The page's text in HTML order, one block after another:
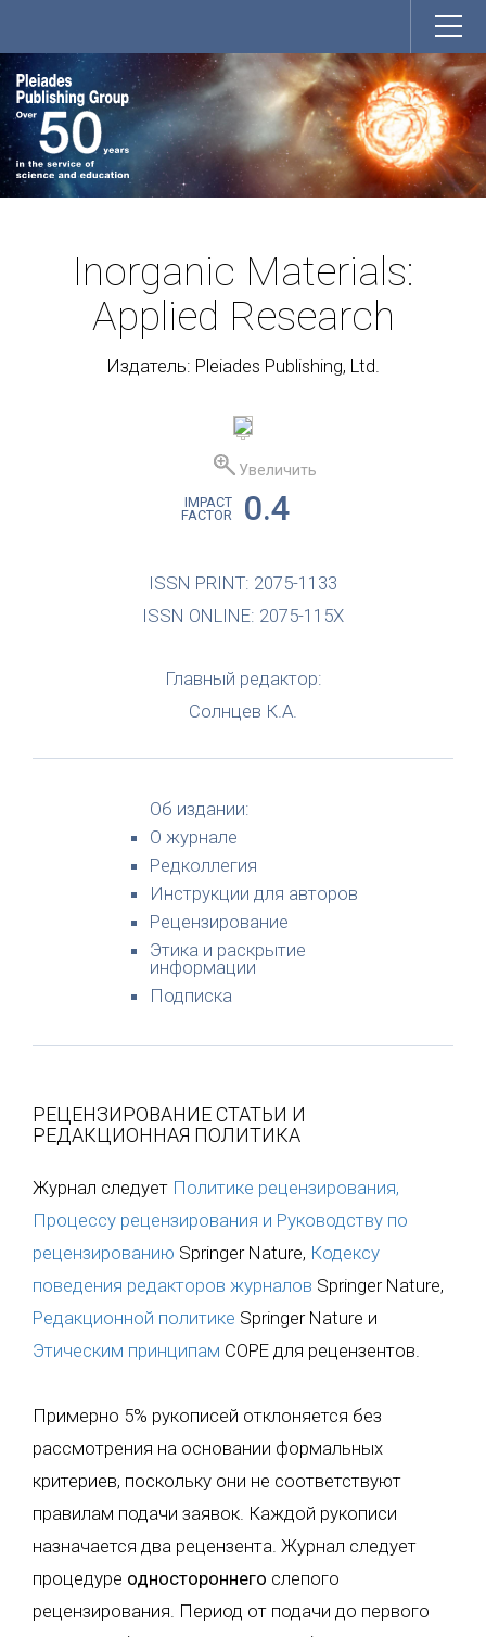
Inorganic Materials:
Applied Research
Издатель: Pleiades Publishing, Ltd.
Увеличить
IMPACT
FACTOR
0.4
ISSN PRINT: 2075-1133
ISSN ONLINE: 2075-115X
Главный редактор:
Солнцев К.А.
Об издании:
О журнале
Редколлегия
Инструкции для авторов
Рецензирование
Этика и раскрытие
информации
Подписка
РЕЦЕНЗИРОВАНИЕ СТАТЬИ И
РЕДАКЦИОННАЯ ПОЛИТИКА
Журнал следует Политике рецензирования,
Процессу рецензирования и Руководству по
рецензированию Springer Nature, Кодексу
поведения редакторов журналов Springer Nature,
Редакционной политике Springer Nature и
Этическим принципам COPE для рецензентов.
Примерно 5% рукописей отклоняется без
рассмотрения на основании формальных
критериев, поскольку они не соответствуют
правилам подачи заявок. Каждой рукописи
назначается два рецензента. Журнал следует
процедуре одностороннего слепого
рецензирования. Период от подачи до первого